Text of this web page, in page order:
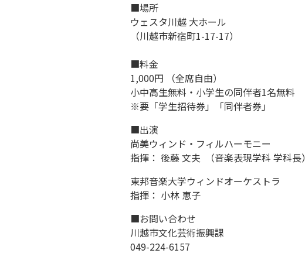
■場所
ウェスタ川越 大ホール
（川越市新宿町1-17-17）
■料金
1,000円 （全席自由）
小中高生無料・小学生の同伴者1名無料
※要「学生招待券」「同伴者券」
■出演
尚美ウィンド・フィルハーモニー
指揮： 後藤 文夫 （音楽表現学科 学科長）
東邦音楽大学ウィンドオーケストラ
指揮： 小林 恵子
■お問い合わせ
川越市文化芸術振興課
049-224-6157